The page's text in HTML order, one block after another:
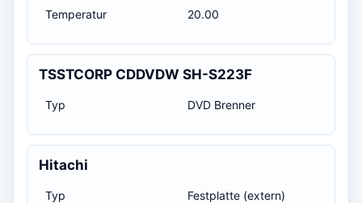
Temperatur 20.00
TSSTCORP CDDVDW SH-S223F
Typ DVD Brenner
Hitachi
Typ Festplatte (extern)